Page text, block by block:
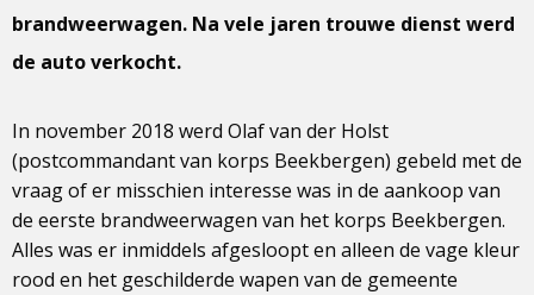
brandweerwagen. Na vele jaren trouwe dienst werd
de auto verkocht.
In november 2018 werd Olaf van der Holst
(postcommandant van korps Beekbergen) gebeld met de
vraag of er misschien interesse was in de aankoop van
de eerste brandweerwagen van het korps Beekbergen.
Alles was er inmiddels afgesloopt en alleen de vage kleur
rood en het geschilderde wapen van de gemeente